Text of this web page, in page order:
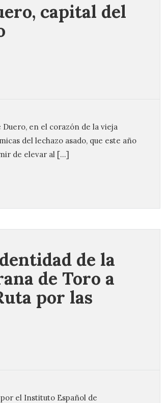
capital del
Duero, en el corazón de la vieja
del lechazo asado, que este año
de elevar al […]
de la
de Toro a
por las
el Instituto Español de